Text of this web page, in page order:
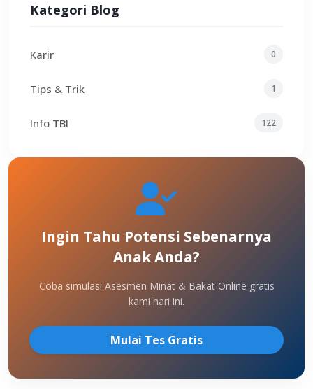
Kategori Blog
Karir 0
Tips & Trik 1
Info TBI 122
Ingin Tahu Potensi Sebenarnya
Anak Anda?
Coba simulasi Asesmen Minat & Bakat Online gratis
kami hari ini.
Mulai Tes Gratis